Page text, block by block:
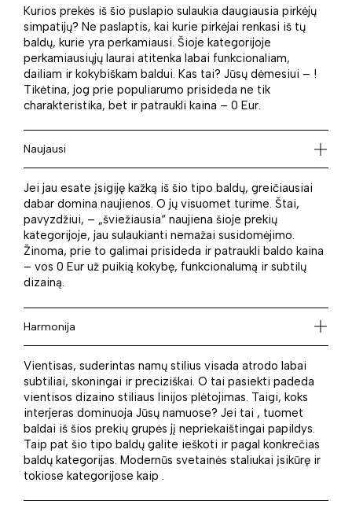
Kurios prekės iš šio puslapio sulaukia daugiausia pirkėjų
simpatijų? Ne paslaptis, kai kurie pirkėjai renkasi iš tų
baldų, kurie yra perkamiausi. Šioje kategorijoje
perkamiausiųjų laurai atitenka labai funkcionaliam,
dailiam ir kokybiškam baldui. Kas tai? Jūsų dėmesiui – !
Tikėtina, jog prie populiarumo prisideda ne tik
charakteristika, bet ir patraukli kaina – 0 Eur.
Naujausi
Jei jau esate įsigiję kažką iš šio tipo baldų, greičiausiai
dabar domina naujienos. O jų visuomet turime. Štai,
pavyzdžiui, – „šviežiausia“ naujiena šioje prekių
kategorijoje, jau sulaukianti nemažai susidomėjimo.
Žinoma, prie to galimai prisideda ir patraukli baldo kaina
– vos 0 Eur už puikią kokybę, funkcionalumą ir subtilų
dizainą.
Harmonija
Vientisas, suderintas namų stilius visada atrodo labai
subtiliai, skoningai ir preciziškai. O tai pasiekti padeda
vientisos dizaino stiliaus linijos plėtojimas. Taigi, koks
interjeras dominuoja Jūsų namuose? Jei tai , tuomet
baldai iš šios prekių grupės jį nepriekaištingai papildys.
Taip pat šio tipo baldų galite ieškoti ir pagal konkrečias
baldų kategorijas. Modernūs svetainės staliukai įsikūrę ir
tokiose kategorijose kaip .